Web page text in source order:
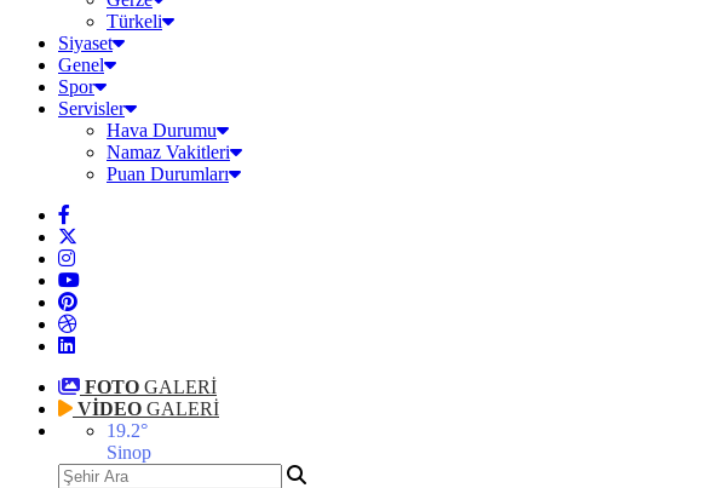
Türkeli
Siyaset
Genel
Spor
Servisler
Hava Durumu
Namaz Vakitleri
Puan Durumları
FOTO GALERİ
VİDEO GALERİ
19.2°
Sinop